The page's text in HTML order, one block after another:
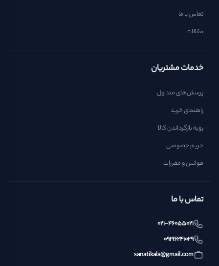
تماس با ما
مقالات
خدمات مشتریان
پرسش‌های متداول
راهنمای خرید
رویه بازگرداندن کالا
حریم خصوصی
قوانین و مقررات
تماس با ما
021-46055021
09196241029
sanatikala@gmail.com